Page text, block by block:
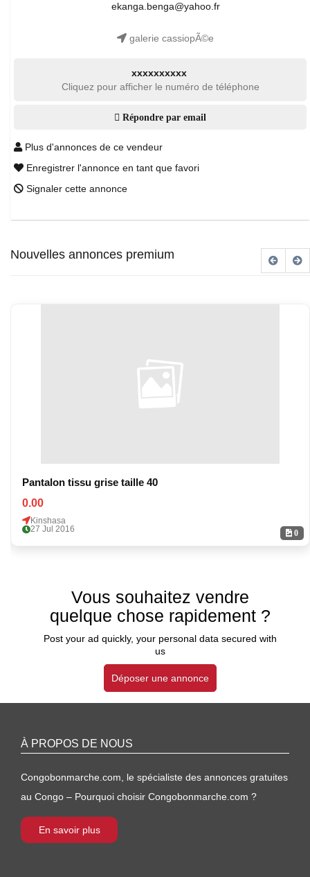
ekanga.benga@yahoo.fr
galerie cassiopÃ©e
xxxxxxxxxx
Cliquez pour afficher le numéro de téléphone
Répondre par email
Plus d'annonces de ce vendeur
Enregistrer l'annonce en tant que favori
Signaler cette annonce
Nouvelles annonces premium
0
Pantalon tissu grise taille 40
0.00
Kinshasa
27 Jul 2016
Vous souhaitez vendre
quelque chose rapidement ?
Post your ad quickly, your personal data secured with
us
Déposer une annonce
À PROPOS DE NOUS
Congobonmarche.com, le spécialiste des annonces gratuites
au Congo – Pourquoi choisir Congobonmarche.com ?
En savoir plus